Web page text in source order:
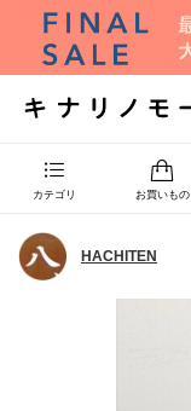
カテゴリ お買いもの
HACHITEN